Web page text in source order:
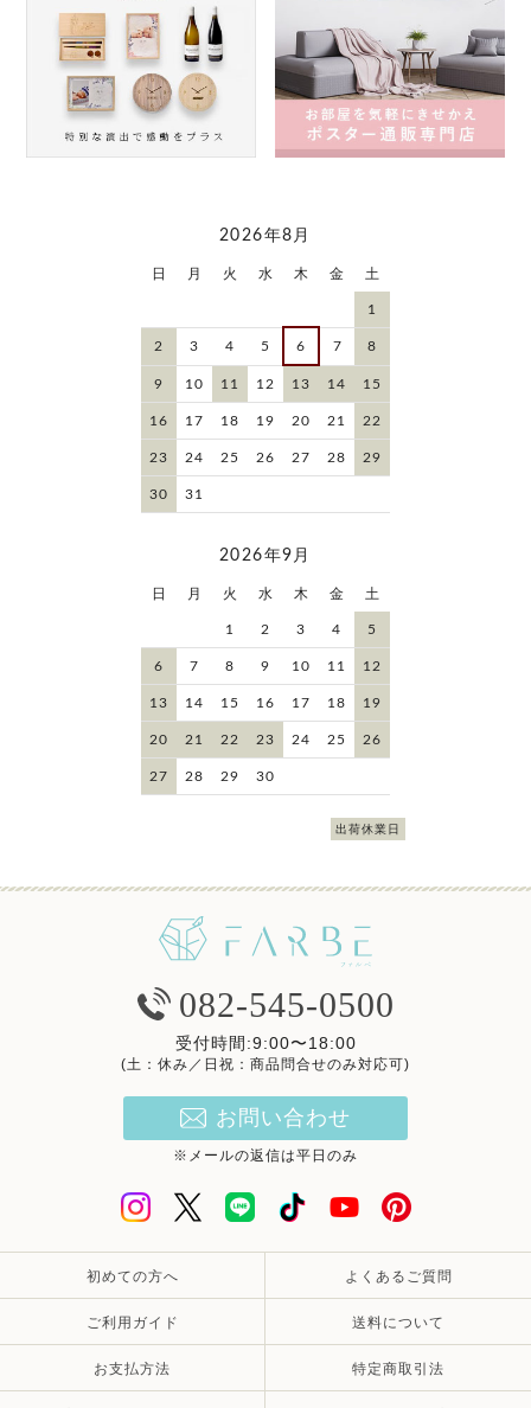
2026年8月
日 月 火 水 木 金 土
1
2 3 4 5 6 7 8
9 10 11 12 13 14 15
16 17 18 19 20 21 22
23 24 25 26 27 28 29
30 31
2026年9月
日 月 火 水 木 金 土
1 2 3 4 5
6 7 8 9 10 11 12
13 14 15 16 17 18 19
20 21 22 23 24 25 26
27 28 29 30
出荷休業日
082-545-0500
受付時間:9:00〜18:00
(土：休み／日祝：商品問合せのみ対応可)
お問い合わせ
※メールの返信は平日のみ
初めての方へ よくあるご質問
ご利用ガイド 送料について
お支払方法 特定商取引法